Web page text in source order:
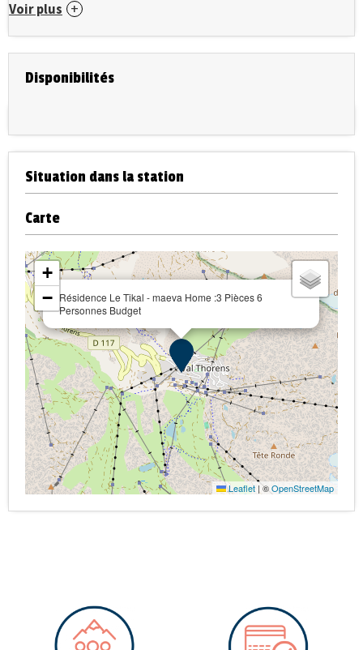
Voir plus
Disponibilités
Situation dans la station
Carte
Résidence Le Tikal - maeva Home :3 Pièces 6
Personnes Budget
+
−
Leaflet |©OpenStreetMap